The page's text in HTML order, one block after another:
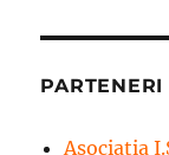
Asociatia